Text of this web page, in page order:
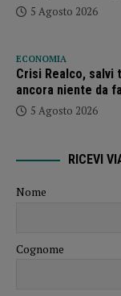
5 Agosto 2026
ECONOMIA
Crisi Realco, salvi
ancora niente da
5 Agosto 2026
RICEVI
Nome
Cognome